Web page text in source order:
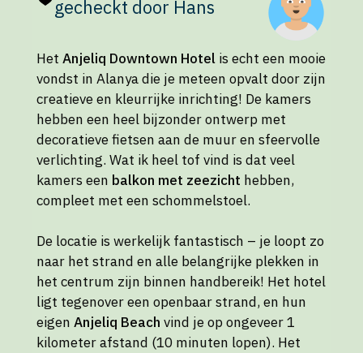
gecheckt door Hans
Het Anjeliq Downtown Hotel is echt een mooie
vondst in Alanya die je meteen opvalt door zijn
creatieve en kleurrijke inrichting! De kamers
hebben een heel bijzonder ontwerp met
decoratieve fietsen aan de muur en sfeervolle
verlichting. Wat ik heel tof vind is dat veel
kamers een balkon met zeezicht hebben,
compleet met een schommelstoel.
De locatie is werkelijk fantastisch – je loopt zo
naar het strand en alle belangrijke plekken in
het centrum zijn binnen handbereik! Het hotel
ligt tegenover een openbaar strand, en hun
eigen Anjeliq Beach vind je op ongeveer 1
kilometer afstand (10 minuten lopen). Het